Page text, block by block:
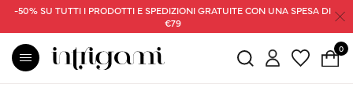
-50% SU TUTTI I PRODOTTI E SPEDIZIONI GRATUITE CON UNA SPESA DI
€79
0